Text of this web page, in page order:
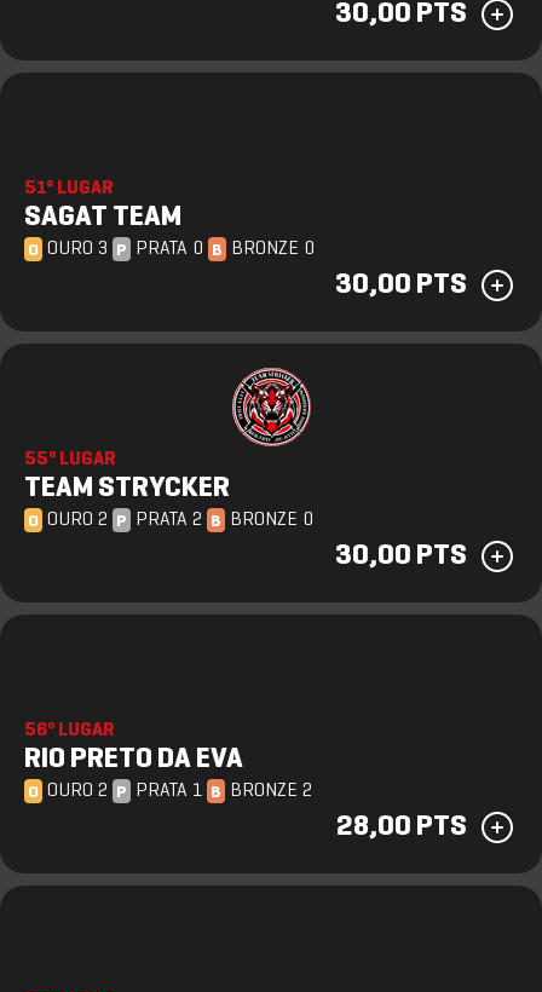
30,00 PTS
51º LUGAR
SAGAT TEAM
O OURO 3 P PRATA 0 B BRONZE 0
30,00 PTS
55º LUGAR
TEAM STRYCKER
O OURO 2 P PRATA 2 B BRONZE 0
30,00 PTS
56º LUGAR
RIO PRETO DA EVA
O OURO 2 P PRATA 1 B BRONZE 2
28,00 PTS